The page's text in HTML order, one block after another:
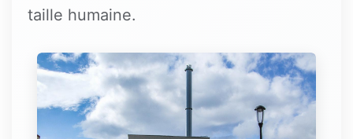
taille humaine.